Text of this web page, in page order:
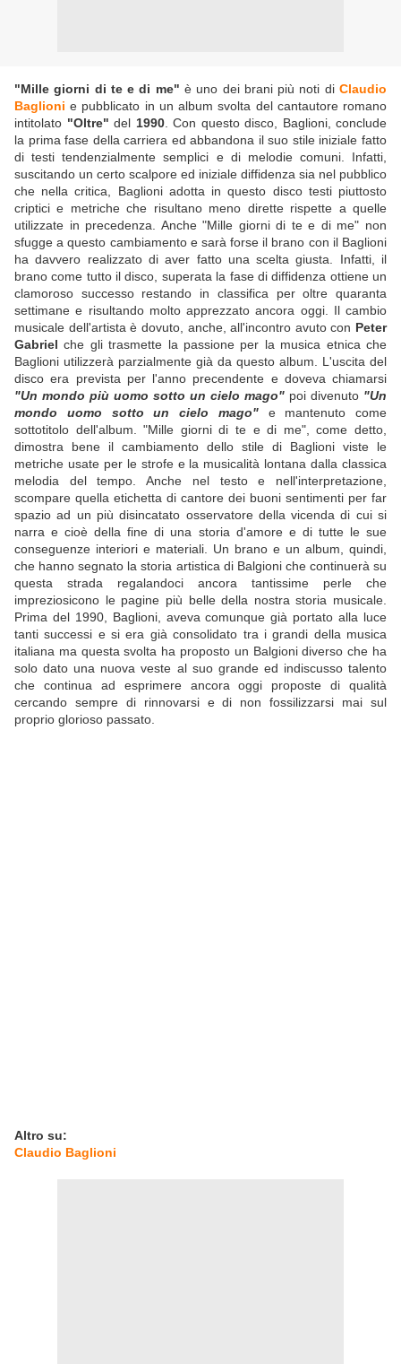
"Mille giorni di te e di me" è uno dei brani più noti diClaudio
Baglioni e pubblicato in un album svolta del cantautore romano
intitolato "Oltre" del 1990. Con questo disco, Baglioni, conclude
la prima fase della carriera ed abbandona il suo stile iniziale fatto
di testi tendenzialmente semplici e di melodie comuni. Infatti,
suscitando un certo scalpore ed iniziale diffidenza sia nel pubblico
che nella critica, Baglioni adotta in questo disco testi piuttosto
criptici e metriche che risultano meno dirette rispette a quelle
utilizzate in precedenza. Anche "Mille giorni di te e di me" non
sfugge a questo cambiamento e sarà forse il brano con il Baglioni
ha davvero realizzato di aver fatto una scelta giusta. Infatti, il
brano come tutto il disco, superata la fase di diffidenza ottiene un
clamoroso successo restando in classifica per oltre quaranta
settimane e risultando molto apprezzato ancora oggi. Il cambio
musicale dell'artista è dovuto, anche, all'incontro avuto con Peter
Gabriel che gli trasmette la passione per la musica etnica che
Baglioni utilizzerà parzialmente già da questo album. L'uscita del
disco era prevista per l'anno precendente e doveva chiamarsi
"Un mondo più uomo sotto un cielo mago" poi divenuto "Un
mondo uomo sotto un cielo mago"e mantenuto come
sottotitolo dell'album. "Mille giorni di te e di me", come detto,
dimostra bene il cambiamento dello stile di Baglioni viste le
metriche usate per le strofe e la musicalità lontana dalla classica
melodia del tempo. Anche nel testo e nell'interpretazione,
scompare quella etichetta di cantore dei buoni sentimenti per far
spazio ad un più disincatato osservatore della vicenda di cui si
narra e cioè della fine di una storia d'amore e di tutte le sue
conseguenze interiori e materiali. Un brano e un album, quindi,
che hanno segnato la storia artistica di Balgioni che continuerà su
questa strada regalandoci ancora tantissime perle che
impreziosicono le pagine più belle della nostra storia musicale.
Prima del 1990, Baglioni, aveva comunque già portato alla luce
tanti successi e si era già consolidato tra i grandi della musica
italiana ma questa svolta ha proposto un Balgioni diverso che ha
solo dato una nuova veste al suo grande ed indiscusso talento
che continua ad esprimere ancora oggi proposte di qualità
cercando sempre di rinnovarsi e di non fossilizzarsi mai sul
proprio glorioso passato.
Altro su:
Claudio Baglioni